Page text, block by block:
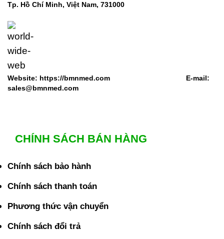
Tp. Hồ Chí Minh, Việt Nam, 731000
Website: https://bmnmed.com E-mail:
sales@bmnmed.com
CHÍNH SÁCH BÁN HÀNG
Chính sách bảo hành
Chính sách thanh toán
Phương thức vận chuyển
Chính sách đổi trả